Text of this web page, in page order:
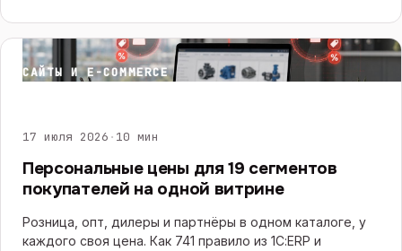
САЙТЫ И E-COMMERCE
17 июля 2026 · 10 мин
Персональные цены для 19 сегментов
покупателей на одной витрине
Розница, опт, дилеры и партнёры в одном каталоге, у
каждого своя цена. Как 741 правило из 1С:ERP и